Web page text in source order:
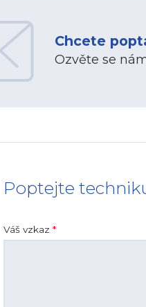
Chcete
Ozvěte se
Poptejte
Váš vzkaz *